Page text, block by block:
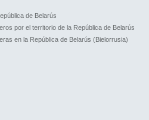
de Belarús
por el territorio de la República de Belarús
en la República de Belarús (Bielorrusia)